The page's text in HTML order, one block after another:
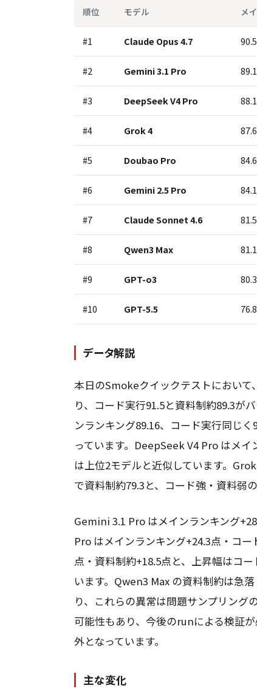
順位 モデル メ
#1 Claude Opus 4.7
#2 Gemini 3.1 Pro
#3 DeepSeek V4 Pro
#4 Grok 4
#5 Doubao Pro
#6 Gemini 2.5 Pro
#7 Claude Sonnet 4.6
#8 Qwen3 Max
#9 GPT-o3
#10 GPT-5.5
データ解説
本日のSmokeクイックテストにおいて
り、コード実行91.5と資料制約89.3が
ンランキング89.16、コード実行同じ
っています。DeepSeek V4 Pro はメ
は上位2モデルと近似しています。
で資料制約79.3と、コード強・資料弱
Gemini 3.1 Pro はメインランキング
Pro はメインランキング+24.3点・コ
点・資料制約+18.5点と、上昇幅はコ
います。Qwen3 Max の資料制約は急
り、これらの異常は問題サンプリング
可能性もあり、今後のrunによる検証
外となっています。
主な変化